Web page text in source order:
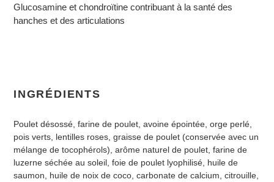
Glucosamine et chondroïtine contribuant à la santé des
hanches et des articulations
INGRÉDIENTS
Poulet désossé, farine de poulet, avoine épointée, orge perlé,
pois verts, lentilles roses, graisse de poulet (conservée avec un
mélange de tocophérols), arôme naturel de poulet, farine de
luzerne séchée au soleil, foie de poulet lyophilisé, huile de
saumon, huile de noix de coco, carbonate de calcium, citrouille,